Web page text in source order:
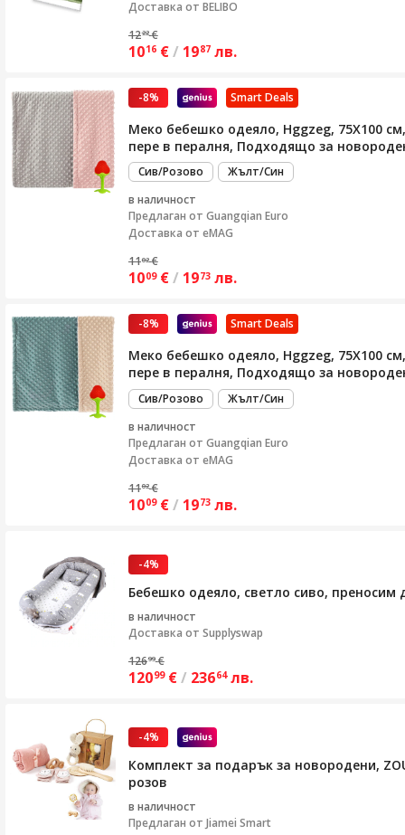
Доставка от BELIBO
1222 €
1016 €/ 1987 лв.
Smart Deals
-8%
Меко бебешко одеяло, Hggzeg, 75X100
пере в пералня, Подходящо за
Сив/Розово
Жълт/Син
в наличност
Предлаган от Guangqian Euro
Доставка от eMAG
1102 €
1009 €/ 1973 лв.
Smart Deals
-8%
Меко бебешко одеяло, Hggzeg, 75X100
пере в пералня, Подходящо за
Сив/Розово
Жълт/Син
в наличност
Предлаган от Guangqian Euro
Доставка от eMAG
1102 €
1009 €/ 1973 лв.
-4%
Бебешко одеяло, светло сиво,
в наличност
Доставка от Supplyswap
12699 €
12099 €/ 23664 лв.
-4%
Комплект за подарък за новородени,
розов
в наличност
Предлаган от Jiamei Smart